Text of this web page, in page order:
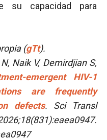
su capacidad para
(gTt).
Naik V, Demirdjian S,
emergent HIV-1
are frequently
defects. Sci Transl